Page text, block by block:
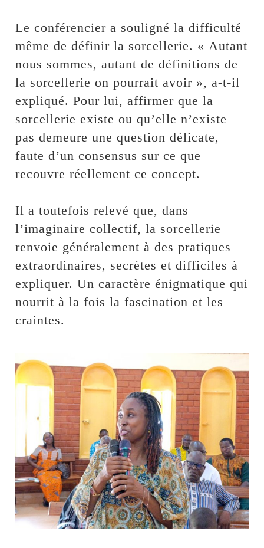
Le conférencier a souligné la difficulté
même de définir la sorcellerie. « Autant
nous sommes, autant de définitions de
la sorcellerie on pourrait avoir », a-t-il
expliqué. Pour lui, affirmer que la
sorcellerie existe ou qu’elle n’existe
pas demeure une question délicate,
faute d’un consensus sur ce que
recouvre réellement ce concept.
‎Il a toutefois relevé que, dans
l’imaginaire collectif, la sorcellerie
renvoie généralement à des pratiques
extraordinaires, secrètes et difficiles à
expliquer. Un caractère énigmatique qui
nourrit à la fois la fascination et les
craintes.